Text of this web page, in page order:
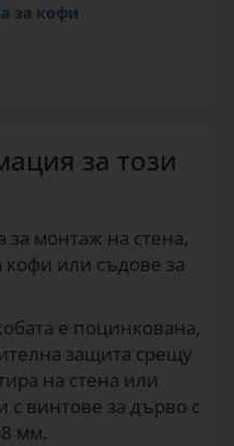
за кофи
за този
монтаж на стена,
кофи или съдове за
е поцинкована,
защита срещу
на стена или
с винтове за дърво с
мм.